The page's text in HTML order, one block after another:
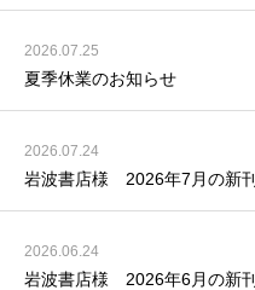
2026.07.25
夏季休業のお知らせ
2026.07.24
岩波書店様 2026年7月の新刊
2026.06.24
岩波書店様 2026年6月の新刊